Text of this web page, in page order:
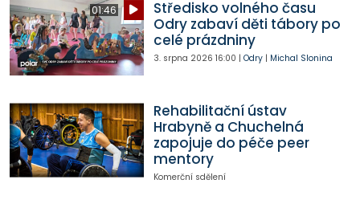
01:46
Středisko volného času
Odry zabaví děti tábory po
celé prázdniny
3. srpna 2026 16:00 | Odry| Michal Slonina
Rehabilitační ústav
Hrabyně a Chuchelná
zapojuje do péče peer
mentory
Komerční sdělení